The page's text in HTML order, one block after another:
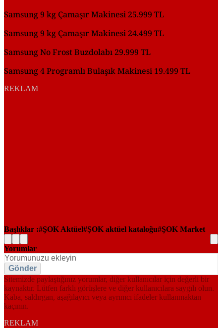
Samsung 9 kg Çamaşır Makinesi 25.999 TL
Samsung 9 kg Çamaşır Makinesi 24.499 TL
Samsung No Frost Buzdolabı 29.999 TL
Samsung 4 Programlı Bulaşık Makinesi 19.499 TL
REKLAM
Başlıklar : ŞOK Aktüel ŞOK aktüel kataloğu ŞOK Market
Yorumlar
Gönder
Sitemizde paylaştığınız yorumlar, diğer kullanıcılar için değerli bir
kaynaktır. Lütfen farklı görüşlere ve diğer kullanıcılara saygılı olun.
Kaba, saldırgan, aşağılayıcı veya ayrımcı ifadeler kullanmaktan
kaçının.
REKLAM